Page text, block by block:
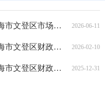
2026-06-11
一步完善文登区机动车停...
2026-02-10
教育和体育局 威海市文...
2025-12-31
工业和信息化局关于“亩...